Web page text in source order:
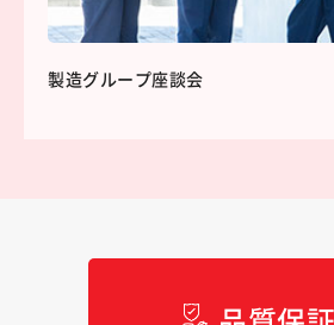
製造グループ座談会